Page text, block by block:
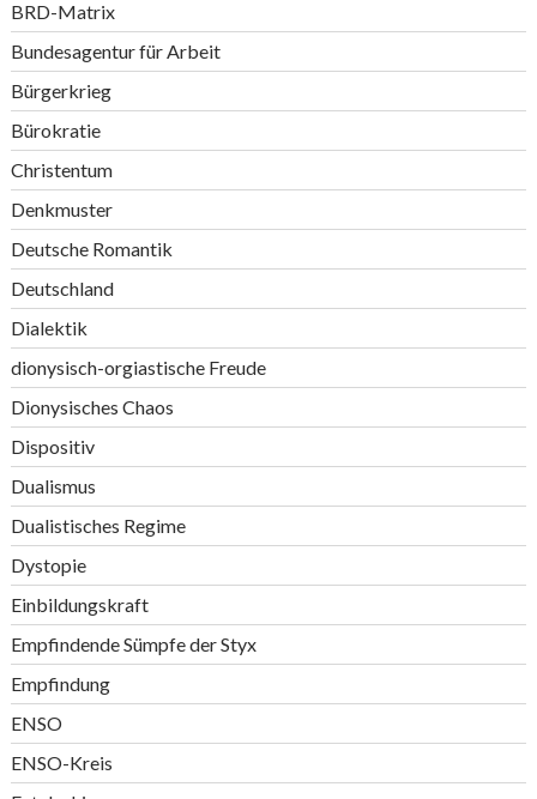
BRD-Matrix
Bundesagentur für Arbeit
Bürgerkrieg
Bürokratie
Christentum
Denkmuster
Deutsche Romantik
Deutschland
Dialektik
dionysisch-orgiastische Freude
Dionysisches Chaos
Dispositiv
Dualismus
Dualistisches Regime
Dystopie
Einbildungskraft
Empfindende Sümpfe der Styx
Empfindung
ENSO
ENSO-Kreis